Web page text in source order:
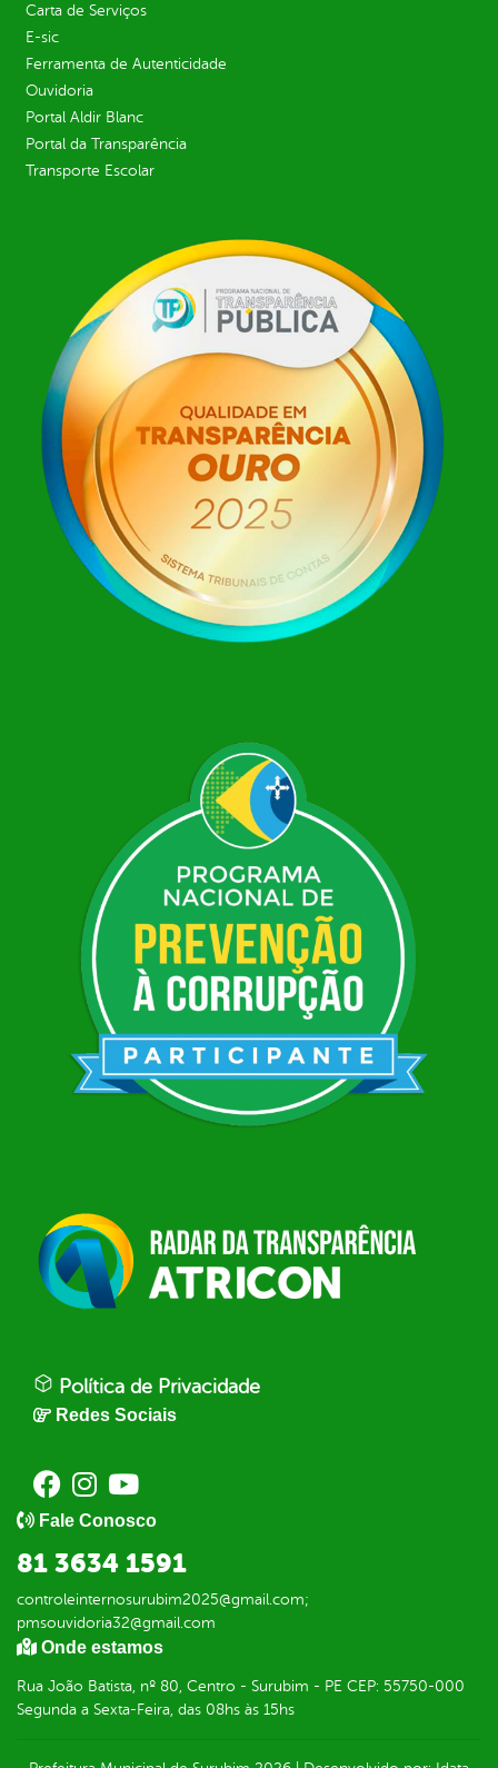
Carta de Serviços
E-sic
Ferramenta de Autenticidade
Ouvidoria
Portal Aldir Blanc
Portal da Transparência
Transporte Escolar
Política de Privacidade
Redes Sociais
Fale Conosco
81 3634 1591
controleinternosurubim2025@gmail.com;
pmsouvidoria32@gmail.com
Onde estamos
Rua João Batista, nº 80, Centro - Surubim - PE CEP: 55750-000
Segunda a Sexta-Feira, das 08hs às 15hs